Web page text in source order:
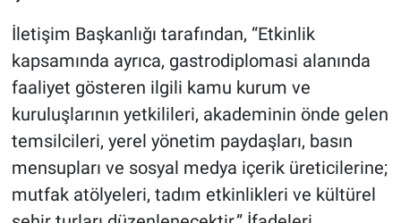
İletişim Başkanlığı tarafından, “Etkinlik
kapsamında ayrıca, gastrodiplomasi alanında
faaliyet gösteren ilgili kamu kurum ve
kuruluşlarının yetkilileri, akademinin önde gelen
temsilcileri, yerel yönetim paydaşları, basın
mensupları ve sosyal medya içerik üreticilerine;
mutfak atölyeleri, tadım etkinlikleri ve kültürel